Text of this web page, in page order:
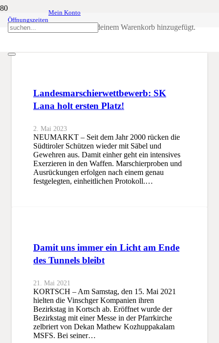
Öffnungszeiten
Mein Konto
wurde deinem Warenkorb hinzugefügt.
Kortsch
Landesmarschierwettbewerb: SK
Lana holt ersten Platz!
2. Mai 2023
NEUMARKT – Seit dem Jahr 2000 rücken die
Südtiroler Schützen wieder mit Säbel und
Gewehren aus. Damit einher geht ein intensives
Exerzieren in den Waffen. Marschierproben und
Ausrückungen erfolgen nach einem genau
festgelegten, einheitlichen Protokoll.…
Damit uns immer ein Licht am Ende
des Tunnels bleibt
21. Mai 2021
KORTSCH – Am Samstag, den 15. Mai 2021
hielten die Vinschger Kompanien ihren
Bezirkstag in Kortsch ab. Eröffnet wurde der
Bezirkstag mit einer Messe in der Pfarrkirche
zelbriert von Dekan Mathew Kozhuppakalam
MSFS. Bei seiner…